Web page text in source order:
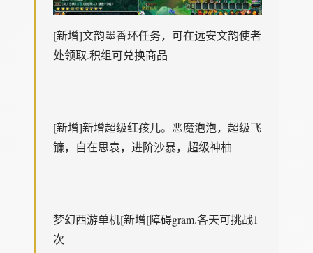
[新增]文韵墨香环任务，可在远安文韵使者
处领取.积组可兑换商品
[新增]新增超级红孩儿。恶魔泡泡，超级飞
镰，自在思袁，进阶沙暴，超级神柚
梦幻西游单机[新增[障碍gram.各天可挑战1
次